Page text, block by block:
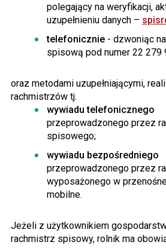
polegający na weryfikacji,
uzupełnieniu danych –
telefonicznie - dzwoniąc
spisową pod numer 22 279
oraz metodami uzupełniającymi,
rachmistrzów tj.
wywiadu telefonicznego
przeprowadzonego przez
spisowego;
wywiadu bezpośredniego
przeprowadzonego przez
wyposażonego w
mobilne.
Jeżeli z użytkownikiem
rachmistrz spisowy, rolnik ma